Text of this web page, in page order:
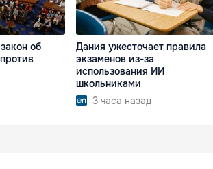
об
Дания ужесточает правила
экзаменов из-за
использования ИИ
школьниками
3 часа назад